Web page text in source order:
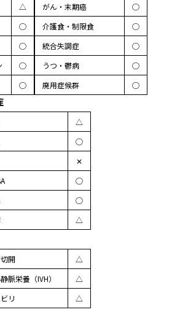
△
◯
◯
◯
◯
がん・末期癌
◯
介護食・制限食
◯
統合失調症
◯
うつ・鬱病
◯
廃用症候群
◯
△
◯
✕
◯
◯
△
開
△
脈栄養（IVH）
△
リ
△